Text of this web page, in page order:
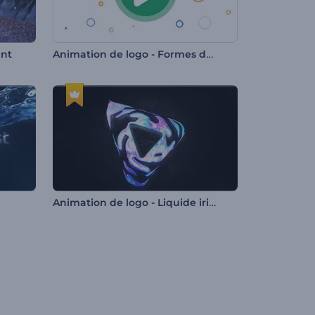
Animation de logo - Formes dynamiques
Animation de logo - Liquide irisé